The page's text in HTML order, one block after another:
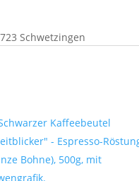
Schwetzingen